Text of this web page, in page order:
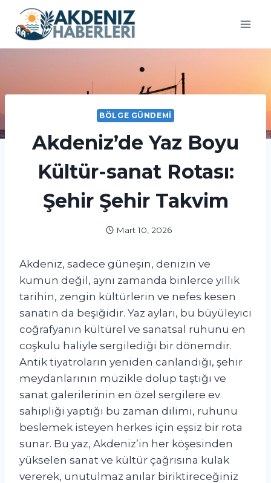
content
BÖLGE GÜNDEMI
Akdeniz’de Yaz Boyu
Kültür-sanat Rotası:
Şehir Şehir Takvim
Mart 10, 2026
Akdeniz, sadece güneşin, denizin ve
kumun değil, aynı zamanda binlerce yıllık
tarihin, zengin kültürlerin ve nefes kesen
sanatın da beşiğidir. Yaz ayları, bu büyüleyici
coğrafyanın kültürel ve sanatsal ruhunu en
coşkulu haliyle sergilediği bir dönemdir.
Antik tiyatroların yeniden canlandığı, şehir
meydanlarının müzikle dolup taştığı ve
sanat galerilerinin en özel sergilere ev
sahipliği yaptığı bu zaman dilimi, ruhunu
beslemek isteyen herkes için eşsiz bir rota
sunar. Bu yaz, Akdeniz’in her köşesinden
yükselen sanat ve kültür çağrısına kulak
vererek, unutulmaz anılar biriktireceğiniz